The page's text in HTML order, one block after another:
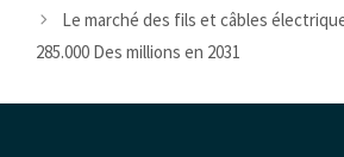
Le marché des fils et câbles
285.000 Des millions en 2031